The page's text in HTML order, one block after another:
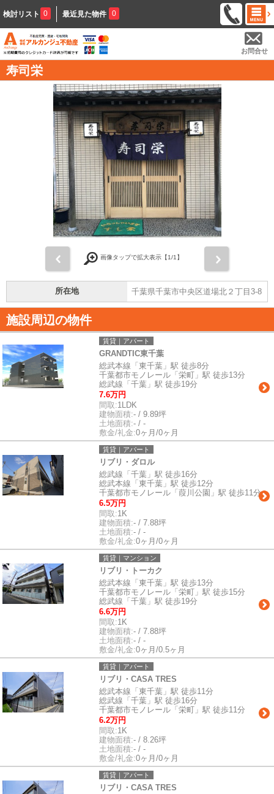
検討リスト 0 最近見た物件 0
お問合せ
寿司栄
画像タップで拡大表示【1/1】
所在地 千葉県千葉市中央区道場北２丁目3-8
施設周辺の物件
賃貸｜アパート
GRANDTIC東千葉
総武本線「東千葉」駅 徒歩8分
千葉都市モノレール「栄町」駅 徒歩13分
総武線「千葉」駅 徒歩19分
7.6万円
間取:1LDK
建物面積:- / 9.89坪
土地面積:- / -
敷金/礼金:0ヶ月/0ヶ月
賃貸｜アパート
リブリ・ダロル
総武線「千葉」駅 徒歩16分
総武本線「東千葉」駅 徒歩12分
千葉都市モノレール「葭川公園」駅 徒歩11分
6.5万円
間取:1K
建物面積:- / 7.88坪
土地面積:- / -
敷金/礼金:0ヶ月/0ヶ月
賃貸｜マンション
リブリ・トーカク
総武本線「東千葉」駅 徒歩13分
千葉都市モノレール「栄町」駅 徒歩15分
総武線「千葉」駅 徒歩19分
6.6万円
間取:1K
建物面積:- / 7.88坪
土地面積:- / -
敷金/礼金:0ヶ月/0.5ヶ月
賃貸｜アパート
リブリ・CASA TRES
総武本線「東千葉」駅 徒歩11分
総武線「千葉」駅 徒歩16分
千葉都市モノレール「栄町」駅 徒歩11分
6.2万円
間取:1K
建物面積:- / 8.26坪
土地面積:- / -
敷金/礼金:0ヶ月/0ヶ月
賃貸｜アパート
リブリ・CASA TRES